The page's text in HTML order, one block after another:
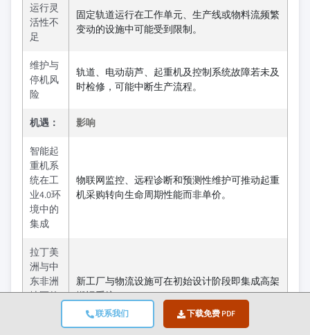
联系我们 下载免费 PDF
运行灵
活性不
足
固定轨道运行在工作单元、生产线或物料流频繁
变动的设施中可能受到限制。
维护与
停机风
险
轨道、电动葫芦、起重机及控制系统故障若未及
时检修，可能中断生产流程。
机遇： 影响
智能起
重机系
统在工
业4.0环
境中的
集成
物联网监控、远程诊断和预测性维护可推动起重
机采购转向生命周期性能而非单价。
拉丁美
洲与中
东非洲
地区的
新工厂与物流设施可在初始设计阶段即集成高架
搬运系统。